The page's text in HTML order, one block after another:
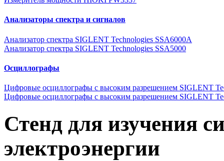
Анализаторы спектра и сигналов
Анализатор спектра SIGLENT Technologies SSA6000A
Анализатор спектра SIGLENT Technologies SSA5000
Осциллографы
Цифровые осциллографы с высоким разрешением SIGLENT
Цифровые осциллографы с высоким разрешением SIGLENT
Стенд для изучения
электроэнергии